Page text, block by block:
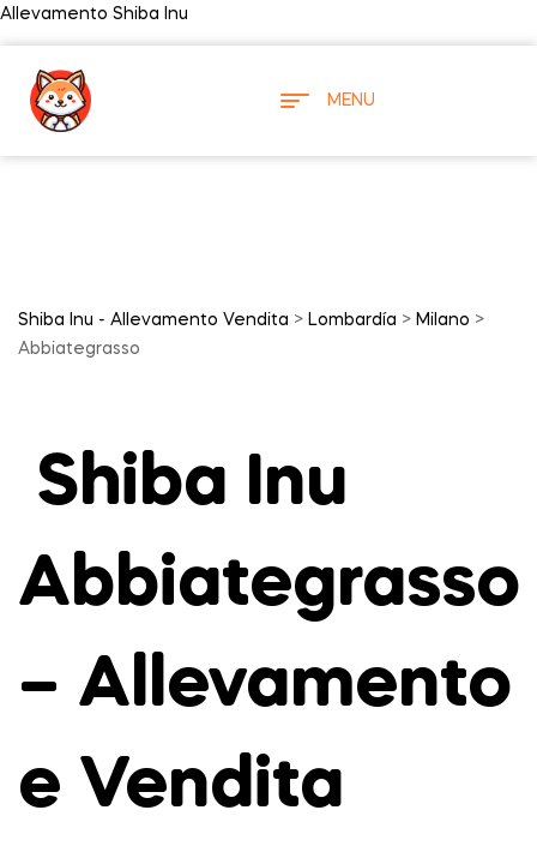
Allevamento Shiba Inu
MENU
Shiba Inu - Allevamento Vendita > Lombardía > Milano >
Abbiategrasso
Shiba Inu
Abbiategrasso
– Allevamento
e Vendita